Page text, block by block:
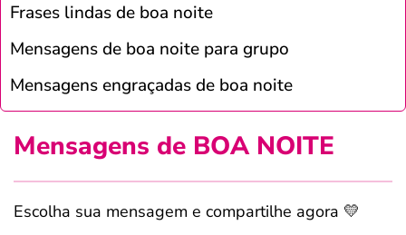
Mensagens de BOA NOITE
Escolha sua mensagem e compartilhe agora 💛
Frases lindas de boa noite
Mensagens de boa noite para grupo
Mensagens engraçadas de boa noite